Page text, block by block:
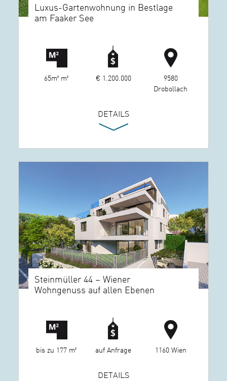
Luxus-Gartenwohnung in Bestlage
am Faaker See
65m² m² € 1.200.000
9580
Drobollach
DETAILS
Steinmüller 44 – Wiener
Wohngenuss auf allen Ebenen
bis zu 177 m² auf Anfrage 1160 Wien
DETAILS